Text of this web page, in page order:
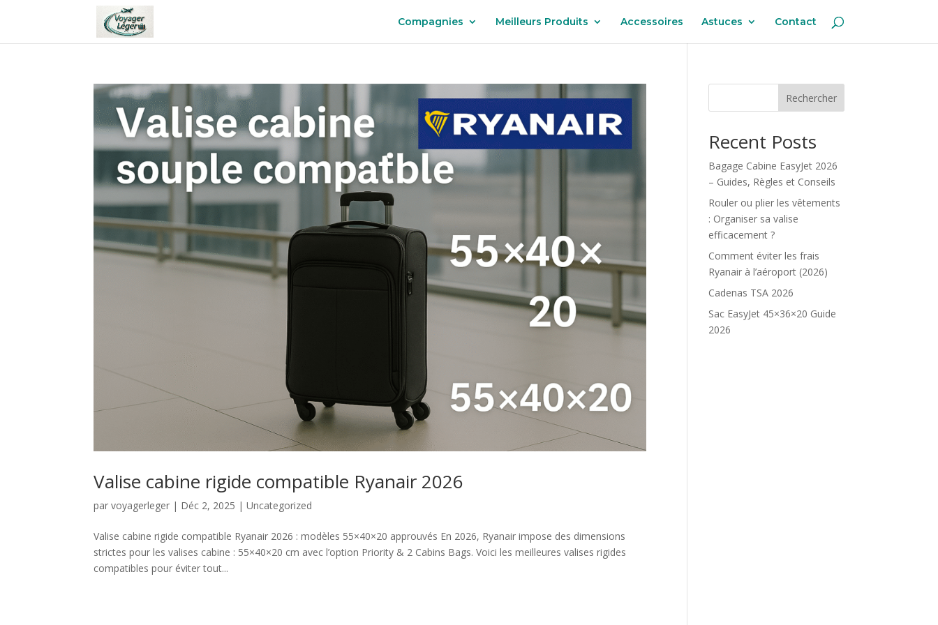
Compagnies Meilleurs Produits Accessoires Astuces Contact
Valise cabine rigide compatible Ryanair 2026
parvoyagerleger | Déc 2, 2025 |Uncategorized
Valise cabine rigide compatible Ryanair 2026 : modèles 55×40×20 approuvés En 2026, Ryanair impose des dimensions
strictes pour les valises cabine : 55×40×20 cm avec l’option Priority & 2 Cabins Bags. Voici les meilleures valises rigides
compatibles pour éviter tout...
Rechercher
Recent Posts
Bagage Cabine EasyJet 2026
– Guides, Règles et Conseils
Rouler ou plier les vêtements
: Organiser sa valise
efficacement ?
Comment éviter les frais
Ryanair à l’aéroport (2026)
Cadenas TSA 2026
Sac EasyJet 45×36×20 Guide
2026